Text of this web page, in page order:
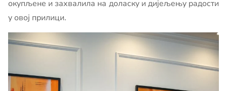
окупљене и захвалила на доласку и дијељењу радости
у овој прилици.